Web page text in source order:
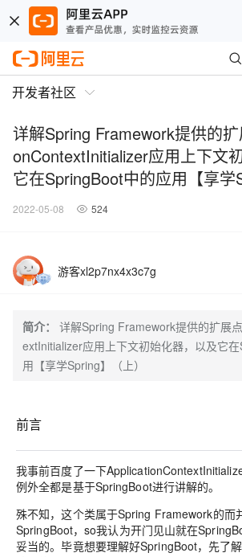
开发者社区
详解Spring Framework提供的
onContextInitializer应用上下文
它在SpringBoot中的应用【享学
2022-05-08 524
游客xl2p7nx4x3c7g
简介：
详解Spring Framework提供的扩展
extInitializer应用上下文初始化器，以及它
用【享学Spring】（上）
前言
我事前百度了一下
例外全都是基于SpringBoot进行讲解的。
殊不知，这个类属于Spring Framework的而
SpringBoot，so我认为开门见山就在
妥当的。毕竟想要理解好SpringBoot，先了